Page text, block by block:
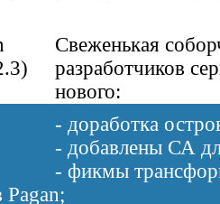
Свеженькая
разработчиков
нового:
- доработка
- добавлены СА
- фикмы
Pagan;